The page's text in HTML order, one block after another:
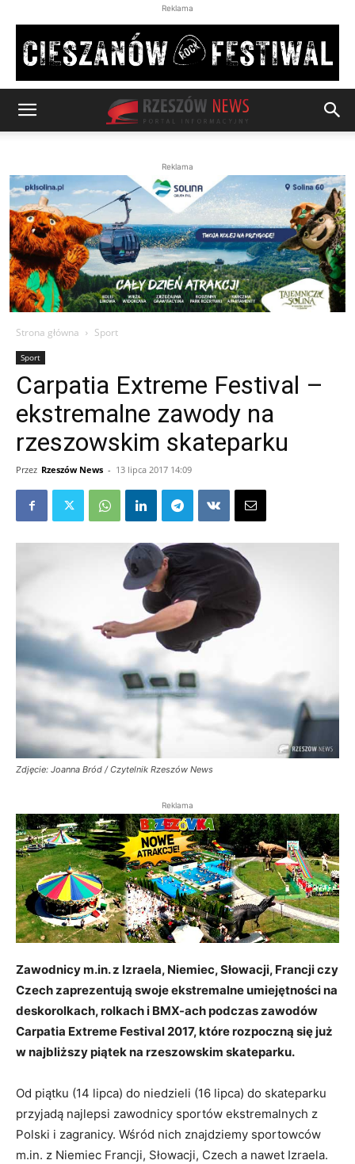
Reklama
Reklama
Strona główna Sport
Sport
Carpatia Extreme Festival –
ekstremalne zawody na
rzeszowskim skateparku
Przez Rzeszów News - 13 lipca 2017 14:09
Zdjęcie: Joanna Bród / Czytelnik Rzeszów News
Reklama
Zawodnicy m.in. z Izraela, Niemiec, Słowacji, Francji czy
Czech zaprezentują swoje ekstremalne umiejętności na
deskorolkach, rolkach i BMX-ach podczas zawodów
Carpatia Extreme Festival 2017, które rozpoczną się już
w najbliższy piątek na rzeszowskim skateparku.
Od piątku (14 lipca) do niedzieli (16 lipca) do skateparku
przyjadą najlepsi zawodnicy sportów ekstremalnych z
Polski i zagranicy. Wśród nich znajdziemy sportowców
m.in. z Niemiec Francji, Słowacji, Czech a nawet Izraela.